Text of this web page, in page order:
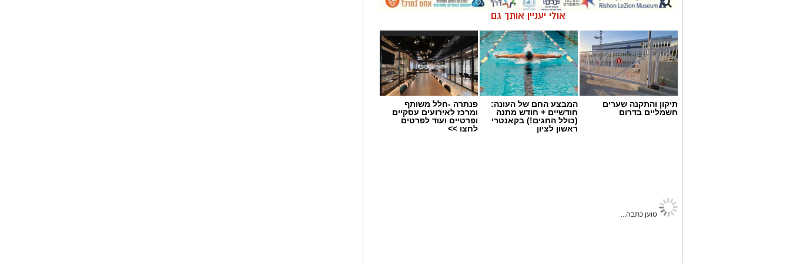
אולי יעניין אותך גם
תיקון והתקנה שערים
חשמליים בדרום
המבצע החם של העונה:
חודשיים + חודש מתנה
(כולל החגים!) בקאנטרי
ראשון לציון
פנתרה -חלל משותף
ומרכז לאירועים עסקיים
ופרטיים ועוד לפרטים
לחצו >>
ראשון נט
ראשון לציון מציינת את יום היוגה הבינלאומי עם שיעורים